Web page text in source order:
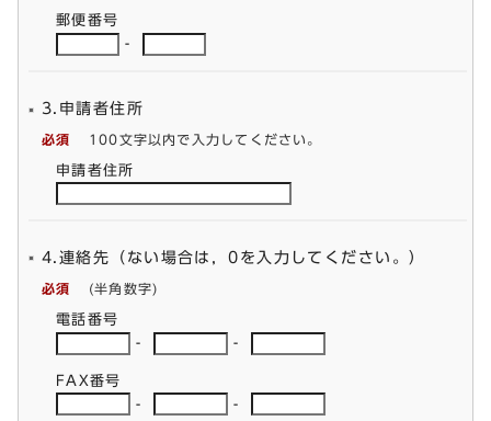
郵便番号
-
3.申請者住所
必須 100文字以内で入力してください。
申請者住所
4.連絡先（ない場合は，0を入力してください。）
必須 (半角数字)
電話番号
-
-
FAX番号
-
-